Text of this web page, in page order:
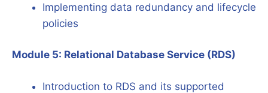
Implementing data redundancy and lifecycle
policies
Module 5: Relational Database Service (RDS)
Introduction to RDS and its supported